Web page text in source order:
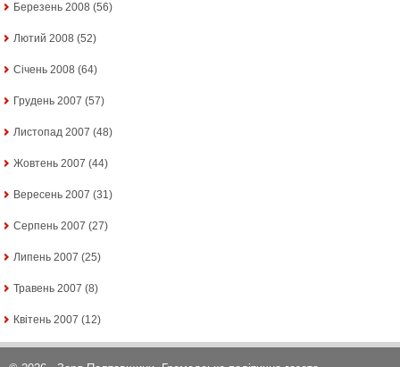
Березень 2008 (56)
Лютий 2008 (52)
Січень 2008 (64)
Грудень 2007 (57)
Листопад 2007 (48)
Жовтень 2007 (44)
Вересень 2007 (31)
Серпень 2007 (27)
Липень 2007 (25)
Травень 2007 (8)
Квітень 2007 (12)